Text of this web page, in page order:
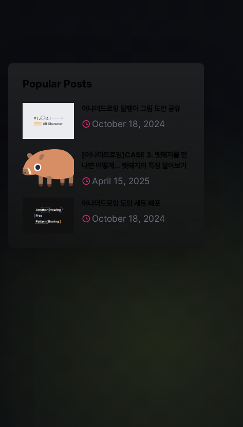
Popular Posts
어나더드로잉 달팽이 그림 도안 공유
October 18, 2024
[어나더드로잉]CASE 3. 멧돼지를 만
나면 어떻게... 멧돼지의 특징 알아보기
April 15, 2025
어나더드로잉 도안 세트 배포
October 18, 2024